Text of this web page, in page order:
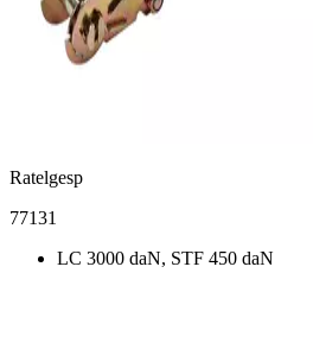
Ratelgesp
77131
LC 3000 daN, STF 450 daN